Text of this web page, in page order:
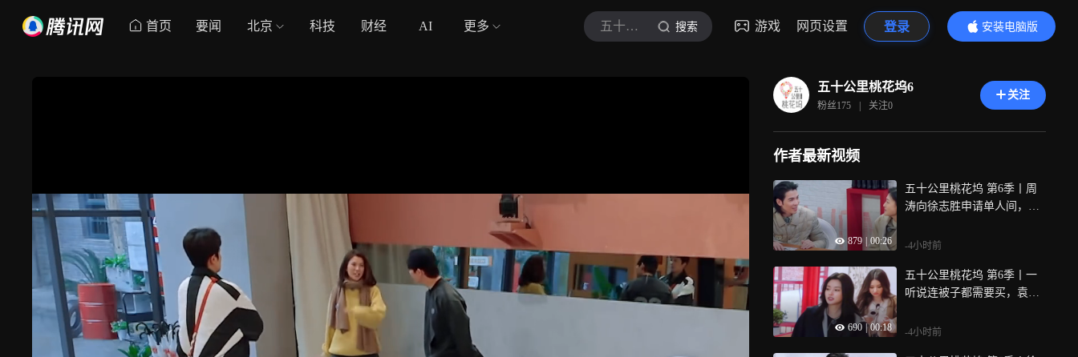
首页 要闻 北京 科技 财经 AI 更多 五十公里桃花坞6 搜索 游戏 网页设置 登录
安装电脑版
内容更精彩
五十公里桃花坞6
粉丝175 | 关注0
关注
作者最新视频
879 00:26
五十公里桃花坞 第6季丨周
涛向徐志胜申请单人间，坞
-4小时前
690 00:18
五十公里桃花坞 第6季丨一
听说连被子都需要买，袁咏
-4小时前